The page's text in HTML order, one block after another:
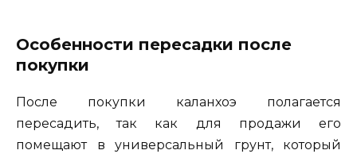
Особенности пересадки после
покупки
После покупки каланхоэ полагается
пересадить, так как для продажи его
помещают в универсальный грунт, который